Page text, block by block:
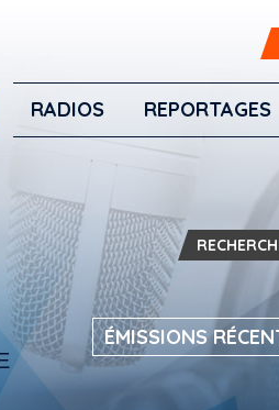
RADIOS REPORTAGES
ÉMISSIONS